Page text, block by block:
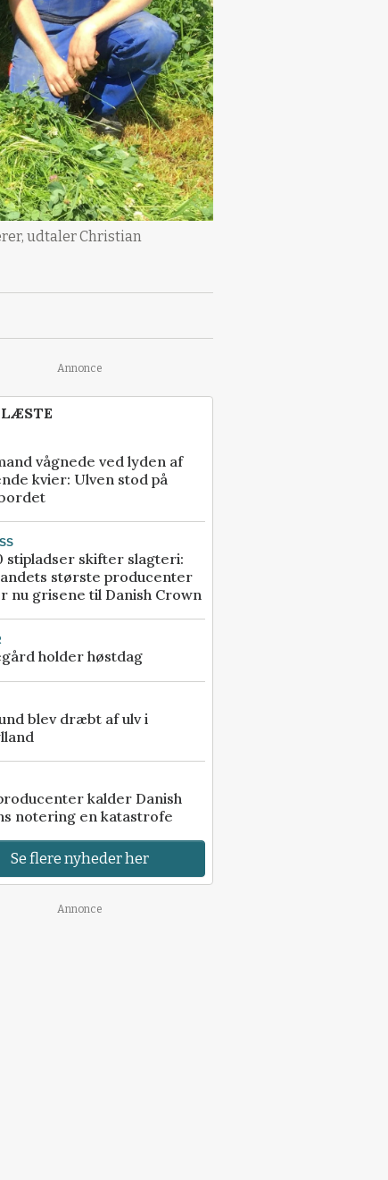
udtaler Christian
Annonce
vågnede ved lyden af
kvier: Ulven stod på
stipladser skifter slagteri:
største producenter
nu grisene til Danish Crown
holder høstdag
blev dræbt af ulv i
kalder Danish
notering en katastrofe
Se flere nyheder her
Annonce